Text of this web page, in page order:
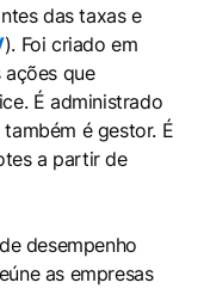
das taxas e
). Foi criado em
ações que
É administrado
é gestor. É
a partir de
desempenho
as empresas